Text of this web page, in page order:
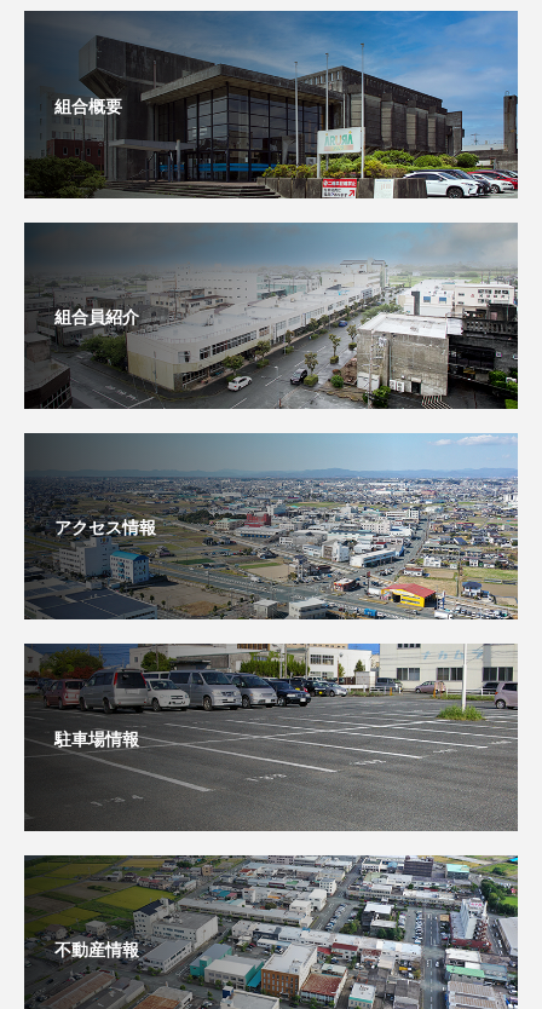
組合概要
組合員紹介
アクセス情報
駐車場情報
不動産情報